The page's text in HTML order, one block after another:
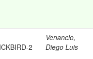
2
Venancio,
Diego Luis